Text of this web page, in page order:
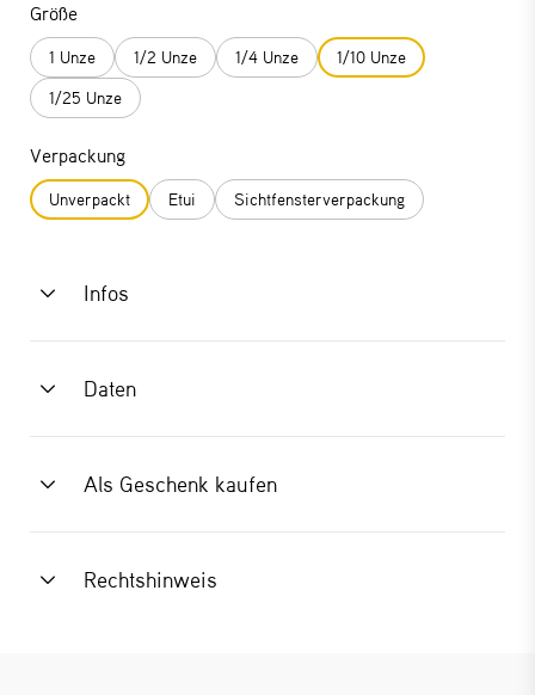
Größe
1 Unze 1/2 Unze 1/4 Unze
1/10 Unze
1/25 Unze
Verpackung
Unverpackt Etui Sichtfensterverpackung
Infos
Daten
Als Geschenk kaufen
Rechtshinweis